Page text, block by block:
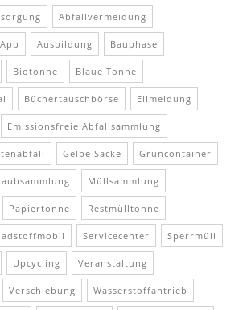
Abfallvermeidung
App Ausbildung Bauphase
Biotonne Blaue Tonne
Büchertauschbörse Eilmeldung
Emissionsfreie Abfallsammlung
Gelbe Säcke Grüncontainer
Müllsammlung
Papiertonne Restmülltonne
Servicecenter Sperrmüll
Upcycling Veranstaltung
Verschiebung Wasserstoffantrieb